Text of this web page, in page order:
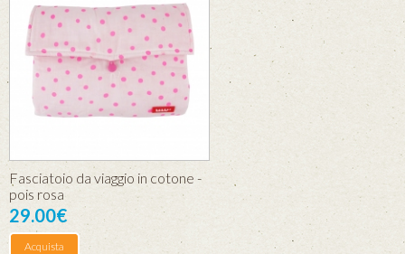
Fasciatoio da viaggio in cotone -
pois rosa
29.00€
Acquista